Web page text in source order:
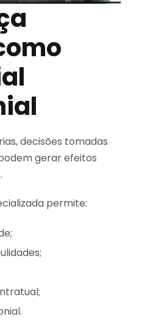
decisões tomadas
gerar efeitos
permite: